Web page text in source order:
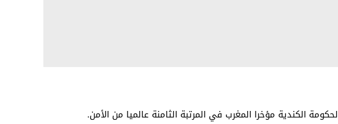
الكندية مؤخرا المغرب في المرتبة الثامنة عالميا من الأمن.